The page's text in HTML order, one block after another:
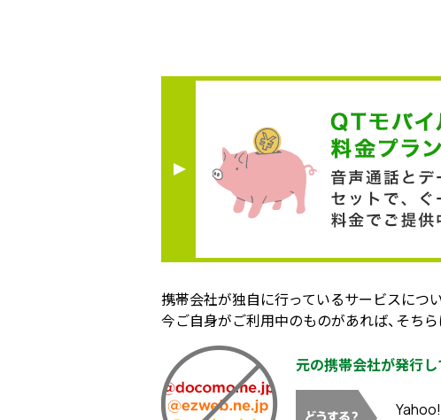
携帯会社が独自に行っているサービスにつ
今ご自身がご利用中のものがあれば、そち
元の携帯会社が発行